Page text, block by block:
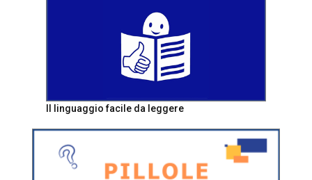
Il linguaggio facile da leggere